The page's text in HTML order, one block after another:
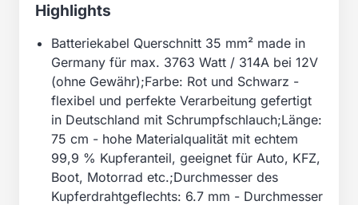
Highlights
Batteriekabel Querschnitt 35 mm² made in
Germany für max. 3763 Watt / 314A bei 12V
(ohne Gewähr);Farbe: Rot und Schwarz -
flexibel und perfekte Verarbeitung gefertigt
in Deutschland mit Schrumpfschlauch;Länge:
75 cm - hohe Materialqualität mit echtem
99,9 % Kupferanteil, geeignet für Auto, KFZ,
Boot, Motorrad etc.;Durchmesser des
Kupferdrahtgeflechts: 6.7 mm - Durchmesser